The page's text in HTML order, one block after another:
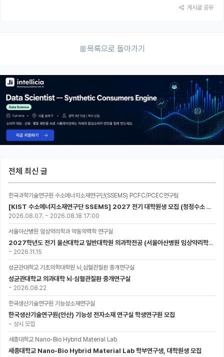
게시글 공유
목록으로 돌아가기
전체 최신 글
한국과학기술연구원 수소에너지소재연구단(SSEMS) PCFC/PCEC연구팀
[KIST 수소에너지소재연구단 SSEMS] 2027 전기 대학원생 모집 (청정수소 생산/활용을 위한 프로톤 세라믹 전지)
2026.08.07. ~ 2026.08.18 17:00
서울아산병원 임상약리학과 약동약력학 연구실
2027학년도 전기 울산대학교 일반대학원 의과학전공 (서울아산병원 임상약리학과 약동약력학 연구실) 대학원생 모집공고
~ 2026.11.15
성균관대학교 기초의학대학원 뇌,심혈관질환 중개연구실
성균관대학교 의과대학 뇌·심혈관질환 중개연구실
~ 2026.08.22
한국생산기술연구원 기능성소재연구실
한국생산기술연구원(안산) 기능성 전자소재 연구실 학생연구원 모집
~ 상시 모집
세종대학교 Nano-Bio Hybrid Material Lab
세종대학교 Nano-Bio Hybrid Material Lab 학부연구생, 대학원생 모집